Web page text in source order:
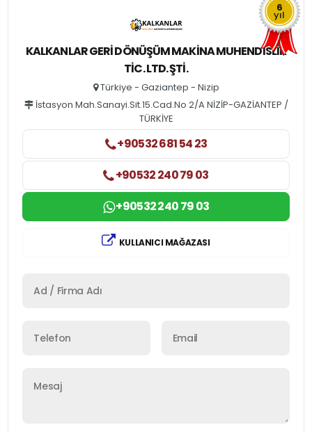
6
yıl
KALKANLAR GERI DÖNÜŞÜM MAKINA MUHENDISLIK
TIC. LTD. ŞTI.
Türkiye - Gaziantep - Nizip
İstasyon Mah.Sanayi.Sit.15.Cad.No 2/A NİZİP-GAZİANTEP /
TÜRKİYE
+90532 681 54 23
+90532 240 79 03
+90532 240 79 03
KULLANICI MAĞAZASI